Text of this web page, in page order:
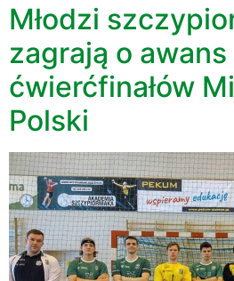
Młodzi
zagrają o awans
ćwierćfinałów
Polski